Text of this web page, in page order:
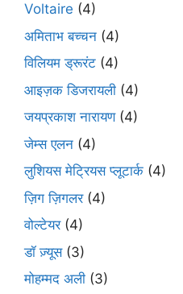
Voltaire (4)
अमिताभ बच्चन (4)
विलियम ड्रूरंट (4)
आइज़क डिजरायली (4)
जयप्रकाश नारायण(4)
जेम्स एलन (4)
लुशियस मेट्रियस प्लूटार्क (4)
ज़िग ज़िगलर(4)
वोल्टेयर(4)
डॉ ज़्यूस(3)
मोहम्मद अली (3)